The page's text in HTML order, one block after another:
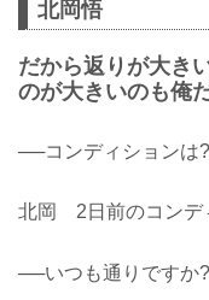
北岡悟
だから返りが大き
のが大きいのも俺
──コンディションは?
北岡 2日前のコンデ
──いつも通りです